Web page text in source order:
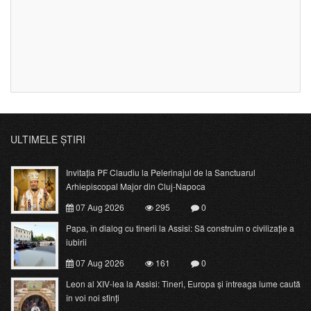
ULTIMELE ȘTIRI
Invitația PF Claudiu la Pelerinajul de la Sanctuarul
Arhiepiscopal Major din Cluj-Napoca
07 Aug 2026
295
0
Papa, în dialog cu tinerii la Assisi: Să construim o civilizație a
iubirii
07 Aug 2026
161
0
Leon al XIV-lea la Assisi: Tineri, Europa și întreaga lume caută
în voi noi sfinți